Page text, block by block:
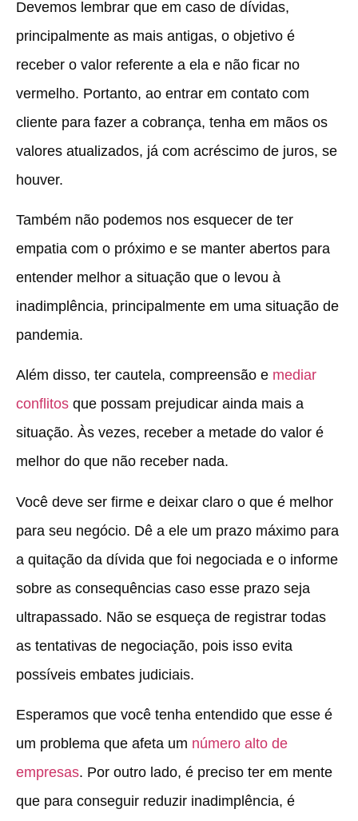
Devemos lembrar que em caso de dívidas,
principalmente as mais antigas, o objetivo é
receber o valor referente a ela e não ficar no
vermelho. Portanto, ao entrar em contato com
cliente para fazer a cobrança, tenha em mãos os
valores atualizados, já com acréscimo de juros, se
houver.
Também não podemos nos esquecer de ter
empatia com o próximo e se manter abertos para
entender melhor a situação que o levou à
inadimplência, principalmente em uma situação de
pandemia.
Além disso, ter cautela, compreensão e mediar
conflitos que possam prejudicar ainda mais a
situação. Às vezes, receber a metade do valor é
melhor do que não receber nada.
Você deve ser firme e deixar claro o que é melhor
para seu negócio. Dê a ele um prazo máximo para
a quitação da dívida que foi negociada e o informe
sobre as consequências caso esse prazo seja
ultrapassado. Não se esqueça de registrar todas
as tentativas de negociação, pois isso evita
possíveis embates judiciais.
Esperamos que você tenha entendido que esse é
um problema que afeta um número alto de
empresas. Por outro lado, é preciso ter em mente
que para conseguir reduzir inadimplência, é